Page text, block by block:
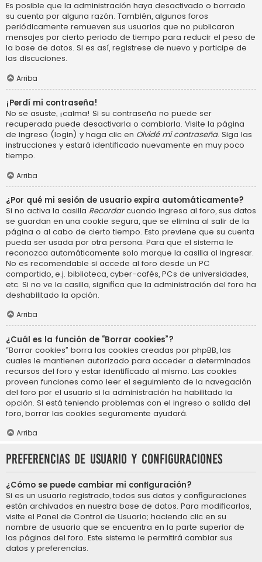
Es posible que la administración haya desactivado o borrado
su cuenta por alguna razón. También, algunos foros
periódicamente remueven sus usuarios que no publicaron
mensajes por cierto periodo de tiempo para reducir el peso de
la base de datos. Si es así, registrese de nuevo y participe de
las discuciones.
Arriba
¡Perdí mi contraseña!
No se asuste, ¡calma! Si su contraseña no puede ser
recuperada puede desactivarla o cambiarla. Visite la página
de ingreso (login) y haga clic en Olvidé mi contraseña. Siga las
instrucciones y estará identificado nuevamente en muy poco
tiempo.
Arriba
¿Por qué mi sesión de usuario expira automáticamente?
Si no activa la casilla Recordarcuando ingresa al foro, sus datos
se guardan en una cookie segura, que se elimina al salir de la
página o al cabo de cierto tiempo. Esto previene que su cuenta
pueda ser usada por otra persona. Para que el sistema le
reconozca automáticamente solo marque la casilla al ingresar.
No es recomendable si accede al foro desde un PC
compartido, e.j. biblioteca, cyber-cafés, PCs de universidades,
etc. Si no ve la casilla, significa que la administración del foro ha
deshabilitado la opción.
Arriba
¿Cuál es la función de “Borrar cookies”?
“Borrar cookies” borra las cookies creadas por phpBB, las
cuales le mantienen autorizado para acceder a determinados
recursos del foro y estar identificado al mismo. Las cookies
proveen funciones como leer el seguimiento de la navegación
del foro por el usuario si la administración ha habilitado la
opción. Si está teniendo problemas con el ingreso o salida del
foro, borrar las cookies seguramente ayudará.
Arriba
Preferencias de usuario y configuraciones
¿Cómo se puede cambiar mi configuración?
Si es un usuario registrado, todos sus datos y configuraciones
están archivados en nuestra base de datos. Para modificarlos,
visite el Panel de Control de Usuario; haciendo clic en su
nombre de usuario que se encuentra en la parte superior de
las páginas del foro. Este sistema le permitirá cambiar sus
datos y preferencias.